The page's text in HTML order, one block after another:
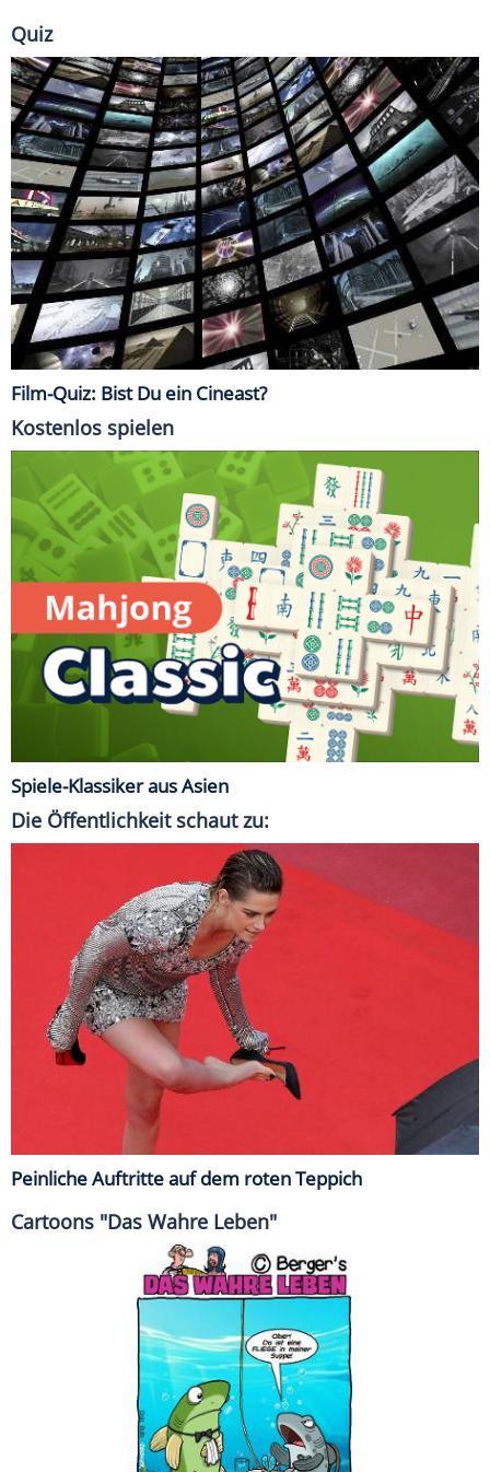
Quiz
Film-Quiz: Bist Du ein Cineast?
Kostenlos spielen
Spiele-Klassiker aus Asien
Die Öffentlichkeit schaut zu:
Peinliche Auftritte auf dem roten Teppich
Cartoons "Das Wahre Leben"